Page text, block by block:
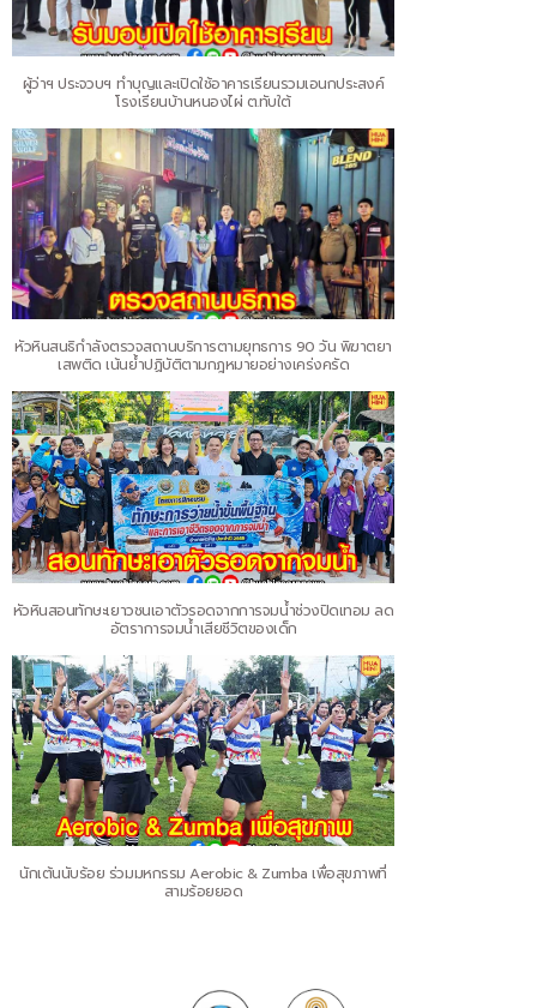
ผู้ว่าฯ ประจวบฯ ทำบุญและเปิดใช้อาคารเรียนรวมเอนกประสงค์
โรงเรียนบ้านหนองไผ่ ต.ทับใต้
หัวหินสนธิกำลังตรวจสถานบริการตามยุทธการ 90 วัน พิฆาตยา
เสพติด เน้นย้ำปฏิบัติตามกฎหมายอย่างเคร่งครัด
หัวหินสอนทักษะเยาวชนเอาตัวรอดจากการจมน้ำช่วงปิดเทอม ลด
อัตราการจมน้ำเสียชีวิตของเด็ก
นักเต้นนับร้อย ร่วมมหกรรม Aerobic & Zumba เพื่อสุขภาพที่
สามร้อยยอด